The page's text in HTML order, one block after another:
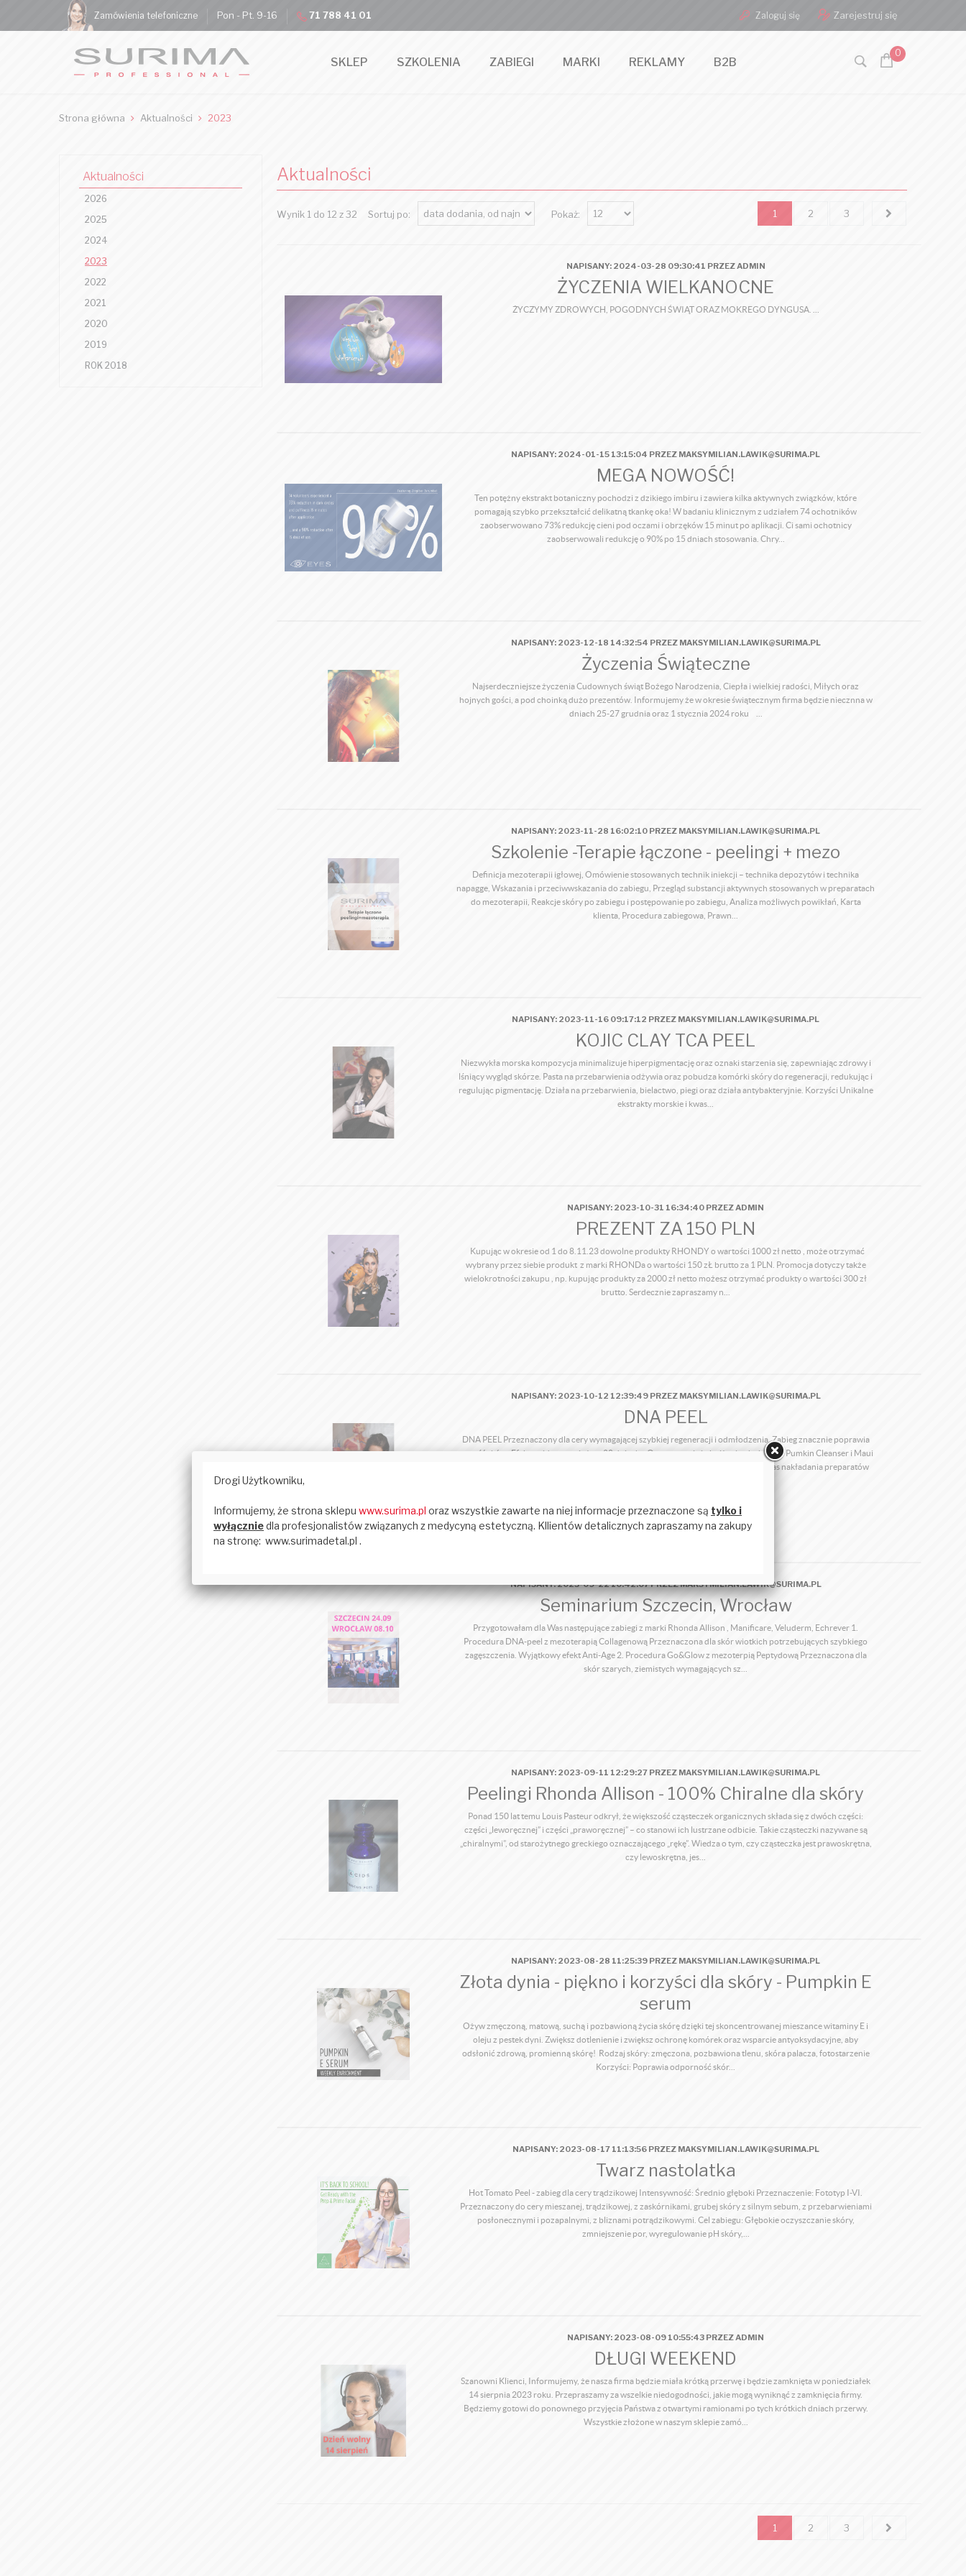
Zamówienia telefoniczne Pon - Pt. 9-16 71 788 41 01 Zaloguj się Zarejestruj się
0
SKLEP SZKOLENIA ZABIEGI MARKI REKLAMY B2B
Strona główna Aktualności 2023
Aktualności
2026
2025
2024
2023
2022
2021
2020
2019
ROK 2018
Aktualności
Wynik 1 do 12 z 32 Sortuj po: Pokaż: 1 2 3
NAPISANY: 2024-03-28 09:30:41 PRZEZ ADMIN
ŻYCZENIA WIELKANOCNE
ŻYCZYMY ZDROWYCH, POGODNYCH ŚWIĄT ORAZ MOKREGO DYNGUSA. ...
NAPISANY: 2024-01-15 13:15:04 PRZEZ MAKSYMILIAN.LAWIK@SURIMA.PL
MEGA NOWOŚĆ!
Ten potężny ekstrakt botaniczny pochodzi z dzikiego imbiru i zawiera kilka aktywnych związków, które
pomagają szybko przekształcić delikatną tkankę oka! W badaniu klinicznym z udziałem 74 ochotników
zaobserwowano 73% redukcję cieni pod oczami i obrzęków 15 minut po aplikacji. Ci sami ochotnicy
zaobserwowali redukcję o 90% po 15 dniach stosowania. Chry...
NAPISANY: 2023-12-18 14:32:54 PRZEZ MAKSYMILIAN.LAWIK@SURIMA.PL
Życzenia Świąteczne
Najserdeczniejsze życzenia Cudownych świąt Bożego Narodzenia, Ciepła i wielkiej radości, Miłych oraz
hojnych gości, a pod choinką dużo prezentów. Informujemy że w okresie świątecznym firma będzie niecznna w
dniach 25-27 grudnia oraz 1 stycznia 2024 roku ...
NAPISANY: 2023-11-28 16:02:10 PRZEZ MAKSYMILIAN.LAWIK@SURIMA.PL
Szkolenie -Terapie łączone - peelingi + mezo
Definicja mezoterapii igłowej, Omówienie stosowanych technik iniekcji – technika depozytów i technika
napagge, Wskazania i przeciwwskazania do zabiegu, Przegląd substancji aktywnych stosowanych w preparatach
do mezoterapii, Reakcje skóry po zabiegu i postępowanie po zabiegu, Analiza możliwych powikłań, Karta
klienta, Procedura zabiegowa, Prawn...
NAPISANY: 2023-11-16 09:17:12 PRZEZ MAKSYMILIAN.LAWIK@SURIMA.PL
KOJIC CLAY TCA PEEL
Niezwykła morska kompozycja minimalizuje hiperpigmentację oraz oznaki starzenia się, zapewniając zdrowy i
lśniący wygląd skórze. Pasta na przebarwienia odżywia oraz pobudza komórki skóry do regeneracji, redukując i
regulując pigmentację. Działa na przebarwienia, bielactwo, piegi oraz działa antybakteryjnie. Korzyści Unikalne
ekstrakty morskie i kwas...
NAPISANY: 2023-10-31 16:34:40 PRZEZ ADMIN
PREZENT ZA 150 PLN
Kupując w okresie od 1 do 8.11.23 dowolne produkty RHONDY o wartości 1000 zł netto , może otrzymać
wybrany przez siebie produkt z marki RHONDa o wartości 150 zŁ brutto za 1 PLN. Promocja dotyczy także
wielokrotności zakupu , np. kupując produkty za 2000 zł netto możesz otrzymać produkty o wartości 300 zł
brutto. Serdecznie zapraszamy n...
NAPISANY: 2023-10-12 12:39:49 PRZEZ MAKSYMILIAN.LAWIK@SURIMA.PL
DNA PEEL
DNA PEEL Przeznaczony dla cery wymagającej szybkiej regeneracji i odmłodzenia. Zabieg znacznie poprawia
gęstość skóry. Efekty widzoczne już po 28 dniach. Oczyszczenie i obniżenie ph skóry 1. Pumkin Cleanser i Maui
Cleanser – 2. Założyć rękawice, zabezpieczyć oczy klienta płatkami do oczu. Podczas nakładania preparatów
NAPISANY: 2023-09-22 10:42:07 PRZEZ MAKSYMILIAN.LAWIK@SURIMA.PL
Seminarium Szczecin, Wrocław
Przygotowałam dla Was następujące zabiegi z marki Rhonda Allison , Manificare, Veluderm, Echrever 1.
Procedura DNA-peel z mezoterapią Collagenową Przeznaczona dla skór wiotkich potrzebujących szybkiego
zagęszczenia. Wyjątkowy efekt Anti-Age 2. Procedura Go&Glow z mezoterpią Peptydową Przeznaczona dla
skór szarych, ziemistych wymagających sz...
NAPISANY: 2023-09-11 12:29:27 PRZEZ MAKSYMILIAN.LAWIK@SURIMA.PL
Peelingi Rhonda Allison - 100% Chiralne dla skóry
Ponad 150 lat temu Louis Pasteur odkrył, że większość cząsteczek organicznych składa się z dwóch części:
części „leworęcznej” i części „praworęcznej” – co stanowi ich lustrzane odbicie. Takie cząsteczki nazywane są
„chiralnymi”, od starożytnego greckiego oznaczającego „rękę”. Wiedza o tym, czy cząsteczka jest prawoskrętna,
czy lewoskrętna, jes...
NAPISANY: 2023-08-28 11:25:39 PRZEZ MAKSYMILIAN.LAWIK@SURIMA.PL
Złota dynia - piękno i korzyści dla skóry - Pumpkin E
serum
Ożyw zmęczoną, matową, suchą i pozbawioną życia skórę dzięki tej skoncentrowanej mieszance witaminy E i
oleju z pestek dyni. Zwiększ dotlenienie i zwiększ ochronę komórek oraz wsparcie antyoksydacyjne, aby
odsłonić zdrową, promienną skórę! Rodzaj skóry: zmęczona, pozbawiona tlenu, skóra palacza, fotostarzenie
Korzyści: Poprawia odporność skór...
NAPISANY: 2023-08-17 11:13:56 PRZEZ MAKSYMILIAN.LAWIK@SURIMA.PL
Twarz nastolatka
Hot Tomato Peel - zabieg dla cery trądzikowej Intensywność: Średnio głęboki Przeznaczenie: Fototyp I-VI.
Przeznaczony do cery mieszanej, trądzikowej, z zaskórnikami, grubej skóry z silnym sebum, z przebarwieniami
posłonecznymi i pozapalnymi, z bliznami potrądzikowymi. Cel zabiegu: Głębokie oczyszczanie skóry,
zmniejszenie por, wyregulowanie pH skóry,...
NAPISANY: 2023-08-09 10:55:43 PRZEZ ADMIN
DŁUGI WEEKEND
Szanowni Klienci, Informujemy, że nasza firma będzie miała krótką przerwę i będzie zamknięta w poniedziałek
14 sierpnia 2023 roku. Przepraszamy za wszelkie niedogodności, jakie mogą wyniknąć z zamknięcia firmy.
Będziemy gotowi do ponownego przyjęcia Państwa z otwartymi ramionami po tych krótkich dniach przerwy.
Wszystkie złożone w naszym sklepie zamó...
1 2 3